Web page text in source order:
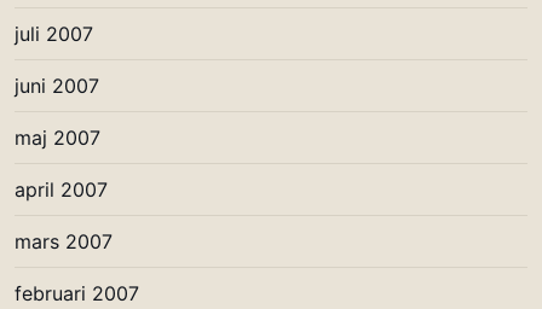
juli 2007
juni 2007
maj 2007
april 2007
mars 2007
februari 2007